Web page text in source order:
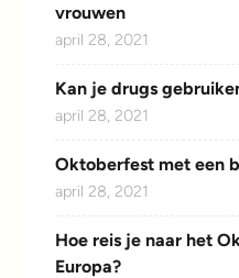
vrouwen
april 28, 2021
Kan je drugs
april 28, 2021
Oktoberfest met een
april 28, 2021
Hoe reis je naar het
Europa?